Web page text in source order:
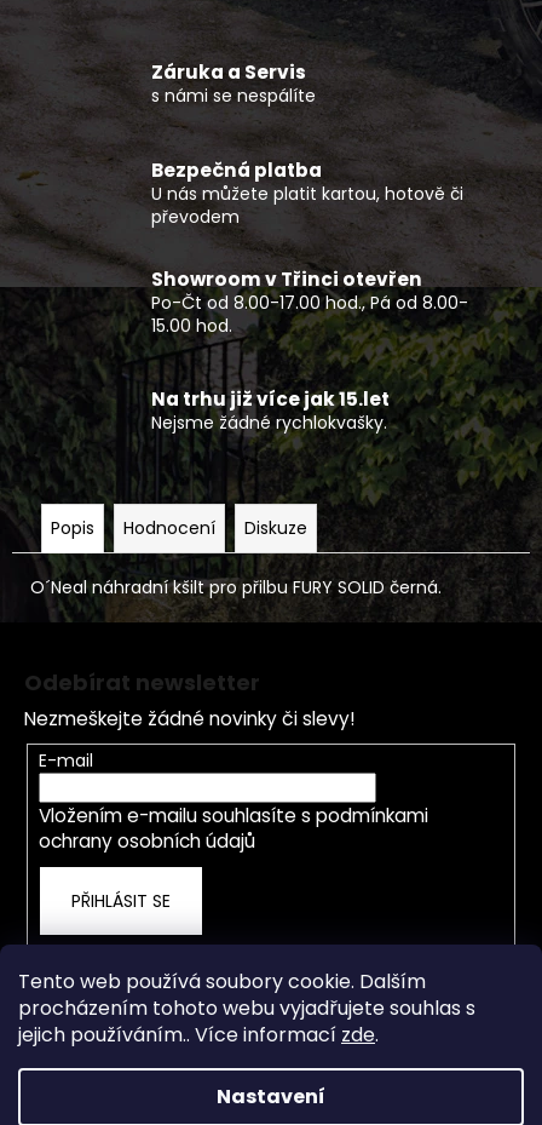
Tento web používá soubory cookie. Dalším
procházením tohoto webu vyjadřujete souhlas s
jejich používáním.. Více informací zde.
Nastavení
Záruka a Servis
s námi se nespálíte
Bezpečná platba
U nás můžete platit kartou, hotově či
převodem
Showroom v Třinci otevřen
Po-Čt od 8.00-17.00 hod., Pá od 8.00-
15.00 hod.
Na trhu již více jak 15.let
Nejsme žádné rychlokvašky.
Popis Hodnocení Diskuze
O´Neal náhradní kšilt pro přilbu FURY SOLID černá.
u
j
m
e
ELEKTRICKÝ
MOTOCYKL
79BIKE
FALCON
PRO
114
990
Kč
Odebírat newsletter
Nezmeškejte žádné novinky či slevy!
E-mail
Vložením e-mailu souhlasíte s podmínkami
ochrany osobních údajů
PŘIHLÁSIT SE